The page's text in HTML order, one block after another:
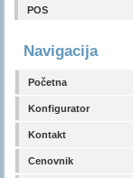
POS
Navigacija
Početna
Konfigurator
Kontakt
Cenovnik